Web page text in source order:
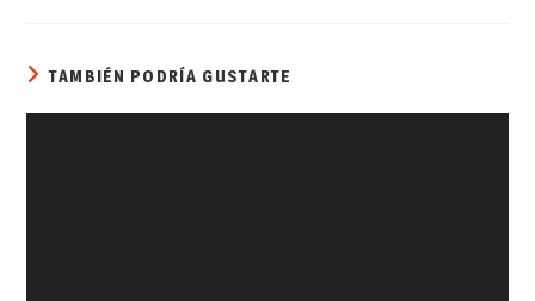
TAMBIÉN PODRÍA GUSTARTE